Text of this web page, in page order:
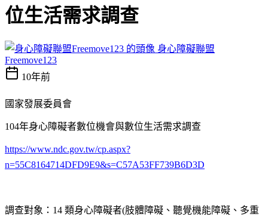
位生活需求調查
身心障礙聯盟
Freemove123
10年前
國家發展委員會
104年身心障礙者數位機會與數位生活需求調查
https://www.ndc.gov.tw/cp.aspx?
n=55C8164714DFD9E9&s=C57A53FF739B6D3D
調查對象：14 類身心障礙者(肢體障礙、聽覺機能障礙、多重